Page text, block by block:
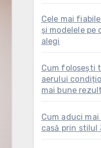
Cele mai
și modelele pe
alegi
Cum folosești
aerului
mai bune
Cum aduci
casă prin stilul